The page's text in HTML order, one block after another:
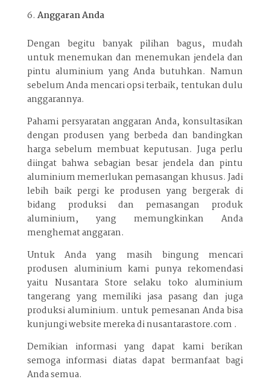
Anggaran Anda
Dengan begitu banyak pilihan bagus, mudah
untuk menemukan dan menemukan jendela dan
pintu aluminium yang Anda butuhkan. Namun
sebelum Anda mencari opsi terbaik, tentukan dulu
anggarannya.
Pahami persyaratan anggaran Anda, konsultasikan
dengan produsen yang berbeda dan bandingkan
harga sebelum membuat keputusan. Juga perlu
diingat bahwa sebagian besar jendela dan pintu
aluminium memerlukan pemasangan khusus. Jadi
lebih baik pergi ke produsen yang bergerak di
bidang produksi dan pemasangan produk
aluminium, yang memungkinkan Anda
menghemat anggaran.
Untuk Anda yang masih bingung mencari
produsen aluminium kami punya rekomendasi
yaitu Nusantara Store selaku toko aluminium
tangerang yang memiliki jasa pasang dan juga
produksi aluminium. untuk pemesanan Anda bisa
kunjungi website mereka di nusantarastore.com .
Demikian informasi yang dapat kami berikan
semoga informasi diatas dapat bermanfaat bagi
Anda semua.